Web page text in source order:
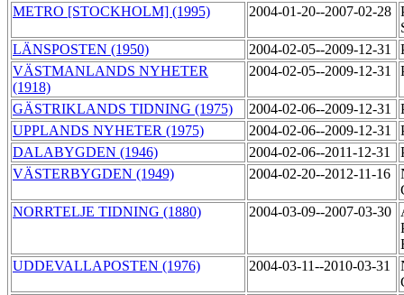
METRO [STOCKHOLM] (1995)
2004-01-20--2007-02-28
LÄNSPOSTEN (1950)
2004-02-05--2009-12-31
VÄSTMANLANDS NYHETER
(1918)
2004-02-05--2009-12-31
GÄSTRIKLANDS TIDNING (1975) 2004-02-06--2009-12-31
UPPLANDS NYHETER (1975)
2004-02-06--2009-12-31
DALABYGDEN (1946)
2004-02-06--2011-12-31
VÄSTERBYGDEN (1949)
2004-02-20--2012-11-16
NORRTELJE TIDNING (1880)
2004-03-09--2007-03-30
UDDEVALLAPOSTEN (1976)
2004-03-11--2010-03-31